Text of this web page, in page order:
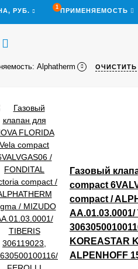
РУБ. ПРИМЕНЯЕМОСТЬ
1
Alphatherm ОЧИСТИТЬ
Газовый
compact
compact /
AA.01.03.0001/
KOREASTAR
ALPENHOFF